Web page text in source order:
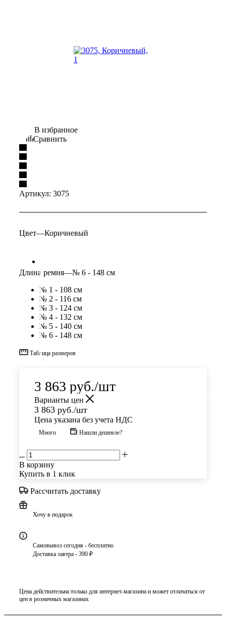
В избранное
Сравнить
Артикул: 3075
Цвет—Коричневый
Длина ремня—№ 6 - 148 см
№ 1 - 108 см
№ 2 - 116 см
№ 3 - 124 см
№ 4 - 132 см
№ 5 - 140 см
№ 6 - 148 см
Таблица размеров
3 863 руб./шт
Варианты цен
3 863 руб./шт
Цена указана без учета НДС
Много Нашли дешевле?
В корзину
Купить в 1 клик
Рассчитать доставку
Хочу в подарок
Самовывоз сегодня - бесплатно
Доставка завтра - 390 ₽
Цена действительна только для интернет-магазина и может отличаться от
цен в розничных магазинах